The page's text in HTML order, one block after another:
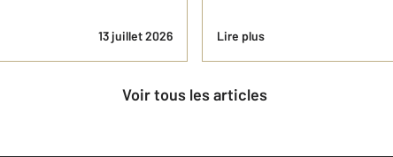
13 juillet 2026 Lire plus
Voir tous les articles